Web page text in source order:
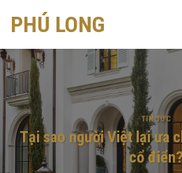
PHÚ LONG
TIN TỨC
Tại sao người Việt lại ưa
cổ điển?